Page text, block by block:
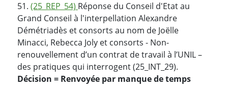
51. (25_REP_54) Réponse du Conseil d'Etat au
Grand Conseil à l'interpellation Alexandre
Démétriadès et consorts au nom de Joëlle
Minacci, Rebecca Joly et consorts - Non-
renouvellement d’un contrat de travail à l’UNIL –
des pratiques qui interrogent (25_INT_29).
Décision = Renvoyée par manque de temps